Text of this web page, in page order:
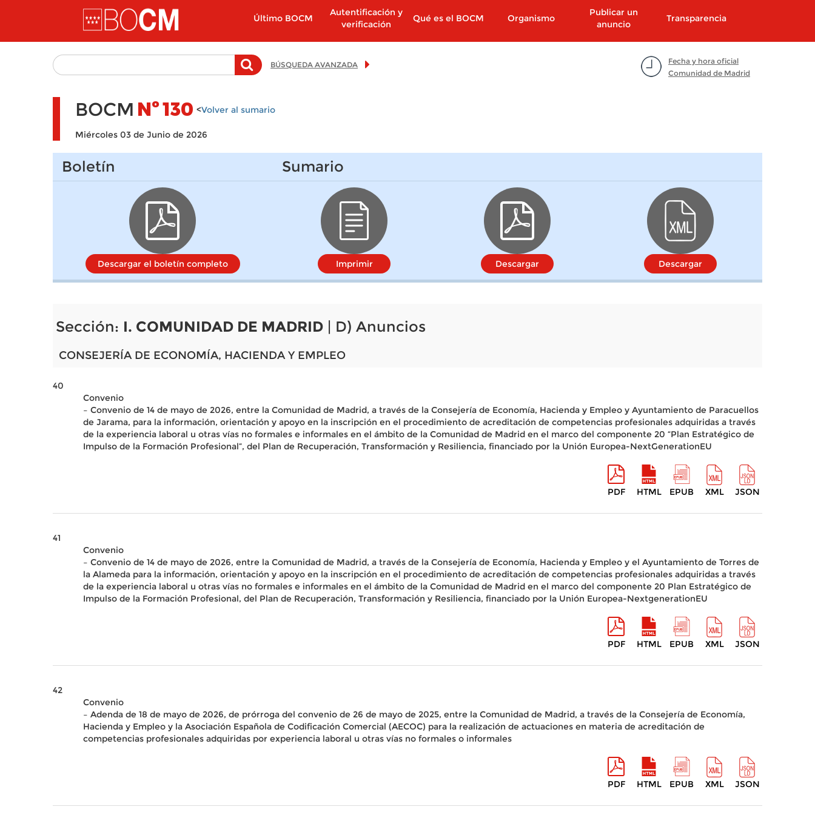
Pasar al contenido principal
Último BOCM
Autentificación y
verificación
Qué es el BOCM Organismo
Publicar un
anuncio
Transparencia
Fecha y hora oficial
Comunidad de Madrid
BÚSQUEDA AVANZADA
BOCM Nº130 <Volver al sumario
Miércoles 03 de Junio de 2026
Boletín
Descargar el boletín completo
Sumario
Imprimir Descargar Descargar
Sección: I. COMUNIDAD DE MADRID | D) Anuncios
CONSEJERÍA DE ECONOMÍA, HACIENDA Y EMPLEO
40
Convenio
– Convenio de 14 de mayo de 2026, entre la Comunidad de Madrid, a través de la Consejería de Economía, Hacienda y Empleo y Ayuntamiento de Paracuellos
de Jarama, para la información, orientación y apoyo en la inscripción en el procedimiento de acreditación de competencias profesionales adquiridas a través
de la experiencia laboral u otras vías no formales e informales en el ámbito de la Comunidad de Madrid en el marco del componente 20 “Plan Estratégico de
Impulso de la Formación Profesional”, del Plan de Recuperación, Transformación y Resiliencia, financiado por la Unión Europea-NextGenerationEU
PDF HTML EPUB XML JSON
41
Convenio
– Convenio de 14 de mayo de 2026, entre la Comunidad de Madrid, a través de la Consejería de Economía, Hacienda y Empleo y el Ayuntamiento de Torres de
la Alameda para la información, orientación y apoyo en la inscripción en el procedimiento de acreditación de competencias profesionales adquiridas a través
de la experiencia laboral u otras vías no formales e informales en el ámbito de la Comunidad de Madrid en el marco del componente 20 Plan Estratégico de
Impulso de la Formación Profesional, del Plan de Recuperación, Transformación y Resiliencia, financiado por la Unión Europea-NextgenerationEU
PDF HTML EPUB XML JSON
42
Convenio
– Adenda de 18 de mayo de 2026, de prórroga del convenio de 26 de mayo de 2025, entre la Comunidad de Madrid, a través de la Consejería de Economía,
Hacienda y Empleo y la Asociación Española de Codificación Comercial (AECOC) para la realización de actuaciones en materia de acreditación de
competencias profesionales adquiridas por experiencia laboral u otras vías no formales o informales
PDF HTML EPUB XML JSON